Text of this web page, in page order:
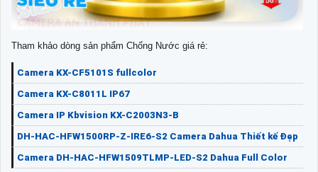
Tham khảo dòng sản phẩm Chống Nước giá rẻ:
Camera KX-CF5101S fullcolor
Camera KX-C8011L IP67
Camera IP Kbvision KX-C2003N3-B
DH-HAC-HFW1500RP-Z-IRE6-S2 Camera Dahua Thiết kế Đẹp
Camera DH-HAC-HFW1509TLMP-LED-S2 Dahua Full Color